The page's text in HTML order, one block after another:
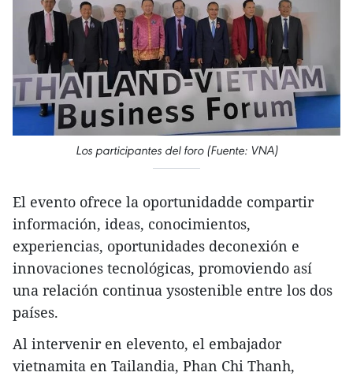
Los participantes del foro (Fuente: VNA)
El evento ofrece la oportunidadde compartir
información, ideas, conocimientos,
experiencias, oportunidades deconexión e
innovaciones tecnológicas, promoviendo así
una relación continua ysostenible entre los dos
países.
Al intervenir en elevento, el embajador
vietnamita en Tailandia, Phan Chi Thanh,